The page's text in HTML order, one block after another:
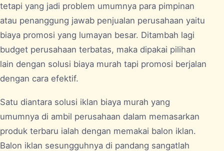
tetapi yang jadi problem umumnya para pimpinan
atau penanggung jawab penjualan perusahaan yaitu
biaya promosi yang lumayan besar. Ditambah lagi
budget perusahaan terbatas, maka dipakai pilihan
lain dengan solusi biaya murah tapi promosi berjalan
dengan cara efektif.
Satu diantara solusi iklan biaya murah yang
umumnya di ambil perusahaan dalam memasarkan
produk terbaru ialah dengan memakai balon iklan.
Balon iklan sesungguhnya di pandang sangatlah